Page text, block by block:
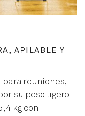
APILABLE Y
para reuniones,
su peso ligero
kg con